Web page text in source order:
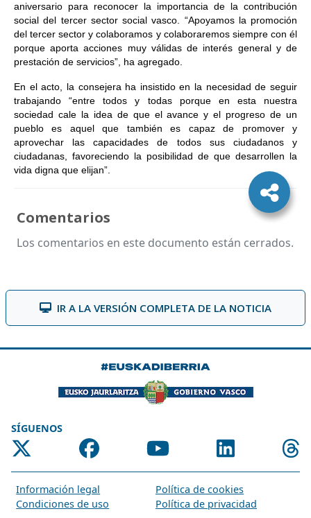
aniversario para reconocer la importancia de la contribución
social del tercer sector social vasco. “Apoyamos la promoción
del tercer sector y colaboramos y colaboraremos siempre con él
porque aporta acciones muy válidas de interés general y de
prestación de servicios”, ha agregado.
En el acto, la consejera ha insistido en la necesidad de seguir
trabajando “entre todos y todas porque en esta nuestra
sociedad cale la idea de que el avance y el progreso de un
pueblo es aquel que también es capaz de promover y
aprovechar las capacidades de todos sus ciudadanos y
ciudadanas, favoreciendo la posibilidad de que desarrollen la
vida digna que elijan”.
Comentarios
Los comentarios en este documento están cerrados.
IR A LA VERSIÓN COMPLETA DE LA NOTICIA
SÍGUENOS
Información legal
Política de cookies
Condiciones de uso
Política de privacidad